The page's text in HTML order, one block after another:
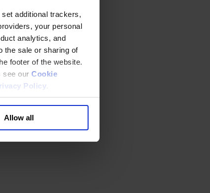
additional trackers,
your personal
analytics, and
the sale or sharing of
footer of the website.
see our Cookie
Policy
Allow all